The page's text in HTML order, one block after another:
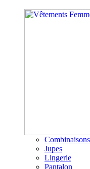
Combinaisons
Jupes
Lingerie
Pantalon